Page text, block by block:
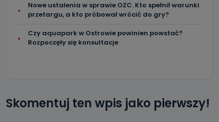
Jak skontaktować się z inspektorem
Można to zrobić pod numerem telefonu 62 735-51-05 lub
e-mailowo pod adresem: poczta@tvproart.pl
Nowe ustalenia w sprawie OZC. Kto spełnił warunki
przetargu, a kto próbował wrócić do gry?
Czy aquapark w Ostrowie powinien powstać?
Rozpoczęły się konsultacje
Skomentuj ten wpis jako pierwszy!